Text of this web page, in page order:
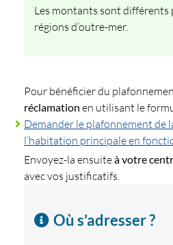
Les montants sont différents
régions d’outre-mer.
Pour bénéficier du
réclamation en utilisant le
Demander le plafonnement de
l’habitation principale en
Envoyez-la ensuiteà votre
avec vos justificatifs.
Où s’adresser ?